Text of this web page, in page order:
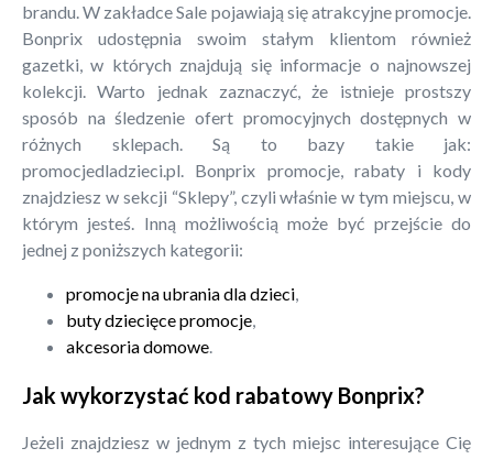
brandu. W zakładce Sale pojawiają się atrakcyjne promocje.
Bonprix udostępnia swoim stałym klientom również
gazetki, w których znajdują się informacje o najnowszej
kolekcji. Warto jednak zaznaczyć, że istnieje prostszy
sposób na śledzenie ofert promocyjnych dostępnych w
różnych sklepach. Są to bazy takie jak:
promocjedladzieci.pl. Bonprix promocje, rabaty i kody
znajdziesz w sekcji “Sklepy”, czyli właśnie w tym miejscu, w
którym jesteś. Inną możliwością może być przejście do
jednej z poniższych kategorii:
promocje na ubrania dla dzieci,
buty dziecięce promocje,
akcesoria domowe.
Jak wykorzystać kod rabatowy Bonprix?
Jeżeli znajdziesz w jednym z tych miejsc interesujące Cię